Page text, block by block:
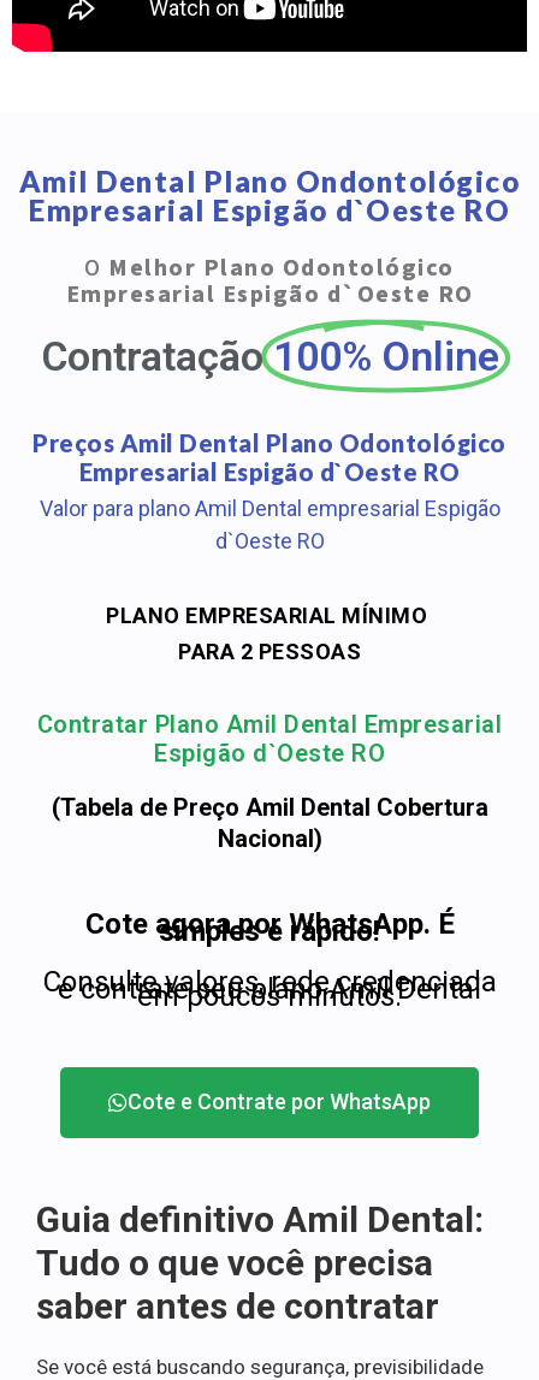
Amil Dental Plano Ondontológico
Empresarial Espigão d`Oeste RO
O Melhor Plano Odontológico
Empresarial Espigão d`Oeste RO
Contratação 100% Online
Preços Amil Dental Plano Odontológico
Empresarial Espigão d`Oeste RO
Valor para plano Amil Dental empresarial Espigão
d`Oeste RO
PLANO EMPRESARIAL MÍNIMO
PARA 2 PESSOAS
Contratar Plano Amil Dental Empresarial
Espigão d`Oeste RO
(Tabela de Preço Amil Dental Cobertura
Nacional)
Cote agora por WhatsApp. É
simples e rápido!
Consulte valores, rede credenciada
e contrate seu plano Amil Dental
em poucos minutos.
Cote e Contrate por WhatsApp
Guia definitivo Amil Dental:
Tudo o que você precisa
saber antes de contratar
Se você está buscando segurança, previsibilidade